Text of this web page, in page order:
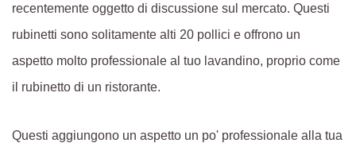
recentemente oggetto di discussione sul mercato. Questi
rubinetti sono solitamente alti 20 pollici e offrono un
aspetto molto professionale al tuo lavandino, proprio come
il rubinetto di un ristorante.
Questi aggiungono un aspetto un po' professionale alla tua